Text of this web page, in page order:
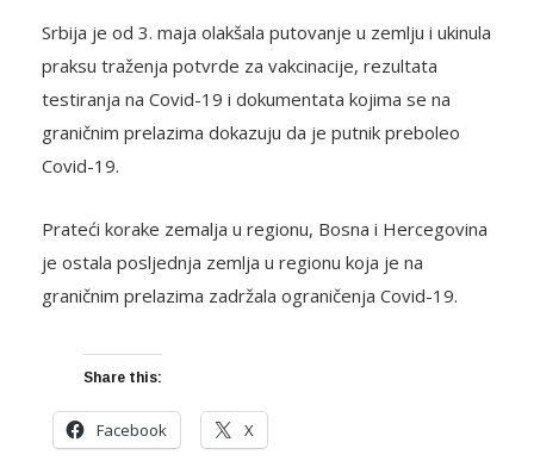
Srbija je od 3. maja olakšala putovanje u zemlju i ukinula
praksu traženja potvrde za vakcinacije, rezultata
testiranja na Covid-19 i dokumentata kojima se na
graničnim prelazima dokazuju da je putnik preboleo
Covid-19.
Prateći korake zemalja u regionu, Bosna i Hercegovina
je ostala posljednja zemlja u regionu koja je na
graničnim prelazima zadržala ograničenja Covid-19.
Share this:
Facebook X